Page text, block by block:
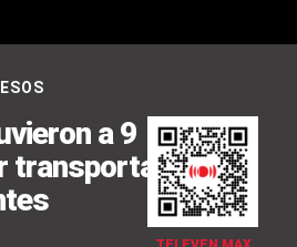
a 9
transportar